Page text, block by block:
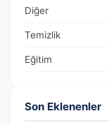
Diğer
Temizlik
Eğitim
Son Eklenenler